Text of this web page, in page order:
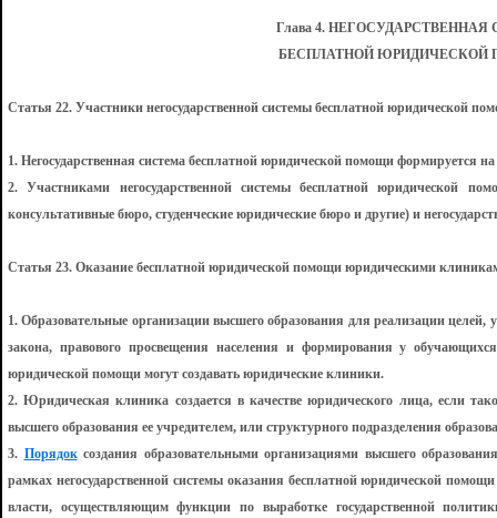
Глава 4.
БЕСПЛАТНОЙ
Статья 22. Участники негосударственной системы бесплатной юридической
1. Негосударственная система бесплатной юридической помощи формируется
2. Участниками негосударственной системы бесплатной юридической
консультативные бюро, студенческие юридические бюро и другие) и
Статья 23. Оказание бесплатной юридической помощи юридическими
1. Образовательные организации высшего образования для реализации целей,
закона, правового просвещения населения и формирования у
юридической помощи могут создавать юридические клиники.
2. Юридическая клиника создается в качестве юридического лица, если
высшего образования ее учредителем, или структурного подразделения
3. Порядоксоздания образовательными организациями высшего
рамках негосударственной системы оказания бесплатной юридической
власти, осуществляющим функции по выработке государственной